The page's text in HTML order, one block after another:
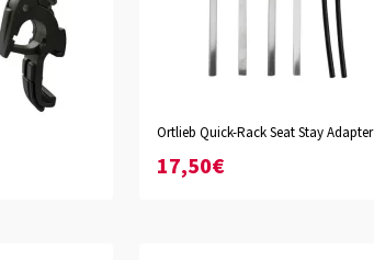
Ortlieb Quick-Rack Seat Stay Adapter
17,50€